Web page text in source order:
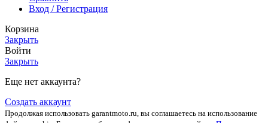
Вход / Регистрация
Корзина
Закрыть
Войти
Закрыть
Еще нет аккаунта?
Создать аккаунт
Продолжая использовать garantmoto.ru, вы соглашаетесь на использование